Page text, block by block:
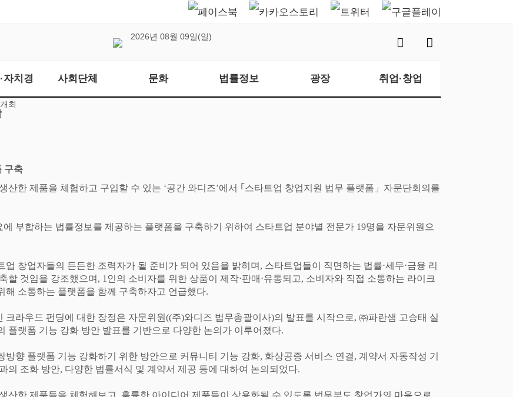
2026년 08월 09일(일)
자치경 사회단체 문화 법률정보 광장 취업·창업
최
구축
산한 제품을 체험하고 구입할 수 있는 ‘공간 와디즈’에서 ｢ 스타트업 창업지원 법무 플랫폼 」 자문단회의를
부합하는 법률정보를 제공하는 플랫폼을 구축하기 위하여 스타트업 분야별 전문가 19명을 자문위원으
창업자들의 든든한 조력자가 될 준비가 되어 있음을 밝히며 , 스타트업들이 직면하는 법률⋅세무⋅금융 리
할 것임을 강조했으며 , 1 인의 소비자를 위한 상품이 제작⋅판매 ⋅유통되고, 소비자와 직접 소통하는 라이크
소통하는 플랫폼을 함께 구축하자고 언급했다.
라우드 펀딩에 대한 장정은 자문위원((주)와디즈 법무총괄이사)의 발표를 시작으로, ㈜파란샘 고승태 실
플랫폼 기능 강화 방안 발표를 기반으로 다양한 논의가 이루어졌다.
방향 플랫폼 기능 강화하기 위한 방안으로 커뮤니티 기능 강화, 화상공증 서비스 연결, 계약서 자동작성 기
의 조화 방안, 다양한 법률서식 및 계약서 제공 등에 대하여 논의되었다.
산한 제품들을 체험해보고, 훌륭한 아이디어 제품들이 상용화될 수 있도록 법무부도 창업가의 마음으로